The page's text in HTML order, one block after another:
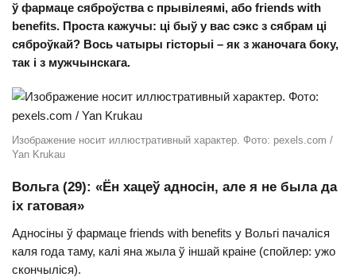
ў фармаце сяброўства с прывілеямі, або friends with
benefits. Проста кажучы: ці быў у вас сэкс з сябрам ці
сяброўкай? Вось чатыры гісторыі – як з жаночага боку,
так і з мужчынскага.
Изображение носит иллюстративный характер. Фото: pexels.com /
Yan Krukau
Вольга (29): «Ён хацеў адносін, але я не была да
іх гатовая»
Адносіны ў фармаце friends with benefits у Вольгі пачаліся
каля года таму, калі яна жыла ў іншай краіне (спойлер: ужо
скончыліся).